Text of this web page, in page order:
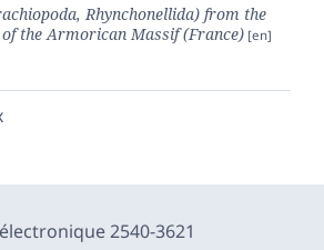
Rhynchonellida) from the
the Armorican Massif (France)
2540-3621